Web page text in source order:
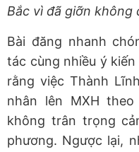
Bắc vì đã giỡn không
Bài đăng nhanh
tác cùng nhiều ý
rằng việc Thành
nhân lên MXH
không trân trọng
phương. Ngược lại,